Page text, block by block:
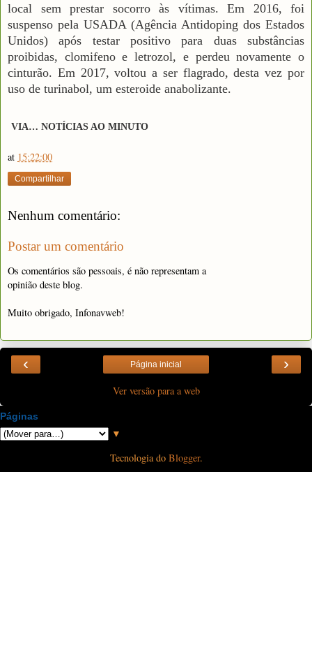
local sem prestar socorro às vítimas. Em 2016, foi
suspenso pela USADA (Agência Antidoping dos Estados
Unidos) após testar positivo para duas substâncias
proibidas, clomifeno e letrozol, e perdeu novamente o
cinturão. Em 2017, voltou a ser flagrado, desta vez por
uso de turinabol, um esteroide anabolizante.
VIA… NOTÍCIAS AO MINUTO
at 15:22:00
Compartilhar
Nenhum comentário:
Postar um comentário
Os comentários são pessoais, é não representam a
opinião deste blog.
Muito obrigado, Infonavweb!
‹ ›
Página inicial
Ver versão para a web
Páginas
▼
Tecnologia do Blogger.